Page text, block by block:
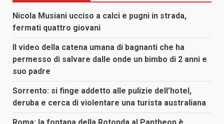
Nicola Musiani ucciso a calci e pugni in strada,
fermati quattro giovani
Il video della catena umana di bagnanti che ha
permesso di salvare dalle onde un bimbo di 2 anni e
suo padre
Sorrento: si finge addetto alle pulizie dell’hotel,
deruba e cerca di violentare una turista australiana